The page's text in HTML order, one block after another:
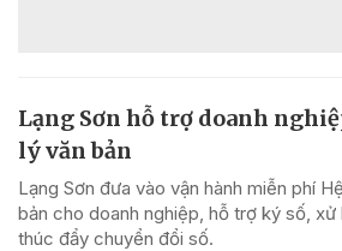
Lạng Sơn hỗ trợ doanh
lý văn bản
Lạng Sơn đưa vào vận hành miễn phí
bản cho doanh nghiệp, hỗ trợ ký số,
thúc đẩy chuyển đổi số.